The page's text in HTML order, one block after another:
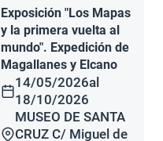
Exposición "Los Mapas
y la primera vuelta al
mundo". Expedición de
Magallanes y Elcano
14/05/2026al
18/10/2026
MUSEO DE SANTA
CRUZ C/ Miguel de